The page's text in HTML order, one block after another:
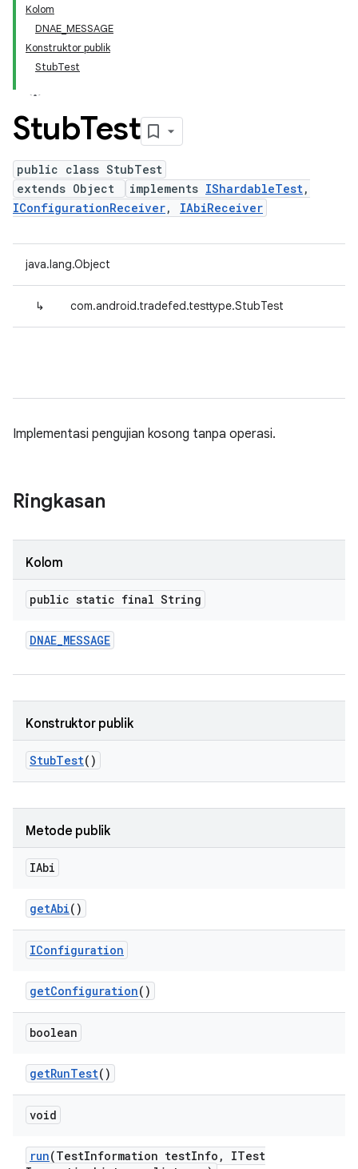
Kolom
DNAE_MESSAGE
Konstruktor publik
StubTest
StubTest
public class StubTest
extends Object
implements IShardableTest,
IConfigurationReceiver, IAbiReceiver
java.lang.Object
↳ com.android.tradefed.testtype.StubTest
Implementasi pengujian kosong tanpa operasi.
Ringkasan
Kolom
public static final String
DNAE_MESSAGE
Konstruktor publik
StubTest()
Metode publik
IAbi
getAbi()
IConfiguration
getConfiguration()
boolean
getRunTest()
void
run(TestInformation testInfo ,
ITest